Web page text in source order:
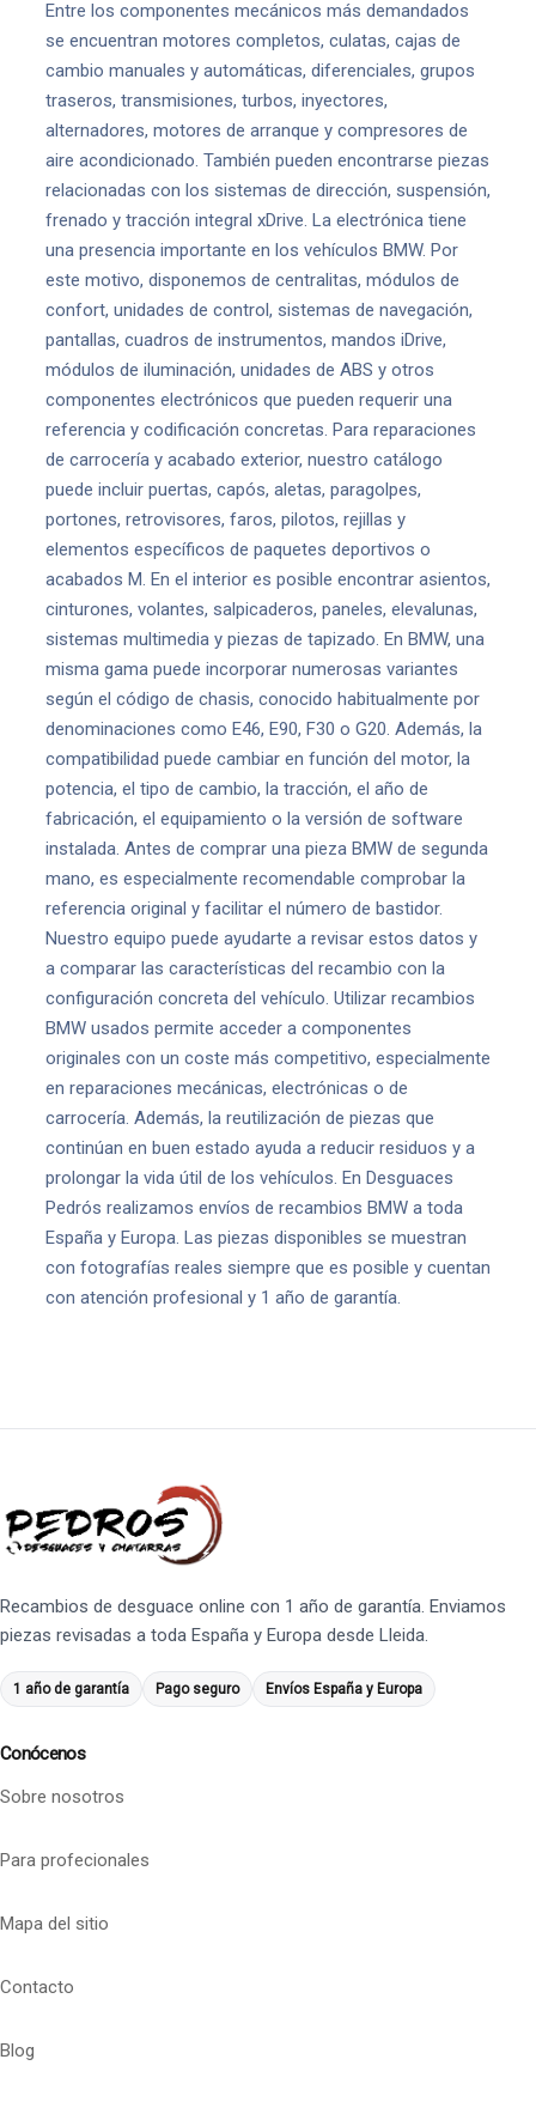
Entre los componentes mecánicos más demandados
se encuentran motores completos, culatas, cajas de
cambio manuales y automáticas, diferenciales, grupos
traseros, transmisiones, turbos, inyectores,
alternadores, motores de arranque y compresores de
aire acondicionado. También pueden encontrarse piezas
relacionadas con los sistemas de dirección, suspensión,
frenado y tracción integral xDrive. La electrónica tiene
una presencia importante en los vehículos BMW. Por
este motivo, disponemos de centralitas, módulos de
confort, unidades de control, sistemas de navegación,
pantallas, cuadros de instrumentos, mandos iDrive,
módulos de iluminación, unidades de ABS y otros
componentes electrónicos que pueden requerir una
referencia y codificación concretas. Para reparaciones
de carrocería y acabado exterior, nuestro catálogo
puede incluir puertas, capós, aletas, paragolpes,
portones, retrovisores, faros, pilotos, rejillas y
elementos específicos de paquetes deportivos o
acabados M. En el interior es posible encontrar asientos,
cinturones, volantes, salpicaderos, paneles, elevalunas,
sistemas multimedia y piezas de tapizado. En BMW, una
misma gama puede incorporar numerosas variantes
según el código de chasis, conocido habitualmente por
denominaciones como E46, E90, F30 o G20. Además, la
compatibilidad puede cambiar en función del motor, la
potencia, el tipo de cambio, la tracción, el año de
fabricación, el equipamiento o la versión de software
instalada. Antes de comprar una pieza BMW de segunda
mano, es especialmente recomendable comprobar la
referencia original y facilitar el número de bastidor.
Nuestro equipo puede ayudarte a revisar estos datos y
a comparar las características del recambio con la
configuración concreta del vehículo. Utilizar recambios
BMW usados permite acceder a componentes
originales con un coste más competitivo, especialmente
en reparaciones mecánicas, electrónicas o de
carrocería. Además, la reutilización de piezas que
continúan en buen estado ayuda a reducir residuos y a
prolongar la vida útil de los vehículos. En Desguaces
Pedrós realizamos envíos de recambios BMW a toda
España y Europa. Las piezas disponibles se muestran
con fotografías reales siempre que es posible y cuentan
con atención profesional y 1 año de garantía.
Recambios de desguace online con 1 año de garantía. Enviamos
piezas revisadas a toda España y Europa desde Lleida.
1 año de garantía Pago seguro Envíos España y Europa
Conócenos
Sobre nosotros
Para profecionales
Mapa del sitio
Contacto
Blog